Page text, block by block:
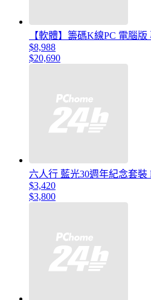
【軟體】籌碼K線PC 電腦
$8,988
$20,690
六人行 藍光30週年紀念套裝
$3,420
$3,800